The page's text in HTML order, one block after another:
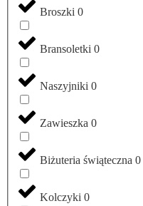
Broszki 0
Bransoletki 0
Naszyjniki 0
Zawieszka 0
Biżuteria świąteczna 0
Kolczyki 0